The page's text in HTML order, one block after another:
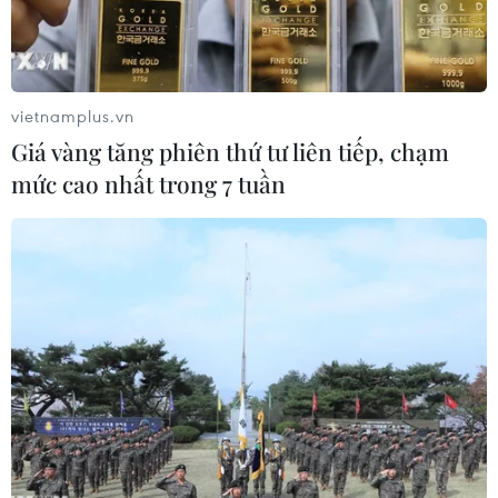
Eugene Fama và RobertShiller đã trở thành chủ
nhân Giải Nobel Kinh tế 2013 nhờ nghiên cứu
mang tínhđột phá dự báo các xu hướng của thị
trường mua bán tài sản.
Hansen và Fama là các giáo sư Đại học Chicago,
trong khi Shiller là giáosư Đại học Yale thuộc
bang Connecticut.
Tuyên bố của RSAS nêu rõ ba nhà kinh tế trên
hiểu biết hiện nay về các mức giá mua bán tài
sản. Điều này mộtmặt phụ thuộc vào sự dao
động lên xuống của rủi ro và và thái độ trước
rủi ro,và một mặt phụ thuộc vào các xu hướng
hành vi cũng như những tương tác của
vietnamplus.vn
Giá vàng tăng phiên thứ tư liên tiếp, chạm
mức cao nhất trong 7 tuần